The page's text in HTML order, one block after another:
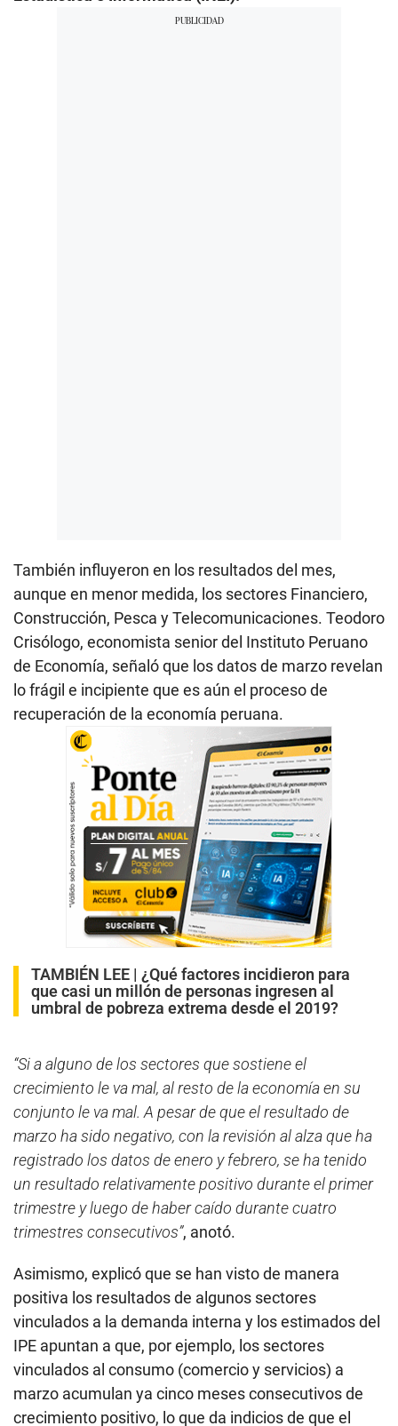
También influyeron en los resultados del mes,
aunque en menor medida, los sectores Financiero,
Construcción, Pesca y Telecomunicaciones. Teodoro
Crisólogo, economista senior del Instituto Peruano
de Economía, señaló que los datos de marzo revelan
lo frágil e incipiente que es aún el proceso de
recuperación de la economía peruana.
TAMBIÉN LEE | ¿Qué factores incidieron para
que casi un millón de personas ingresen al
umbral de pobreza extrema desde el 2019?
“Si a alguno de los sectores que sostiene el
crecimiento le va mal, al resto de la economía en su
conjunto le va mal. A pesar de que el resultado de
marzo ha sido negativo, con la revisión al alza que ha
registrado los datos de enero y febrero, se ha tenido
un resultado relativamente positivo durante el primer
trimestre y luego de haber caído durante cuatro
trimestres consecutivos”, anotó.
Asimismo, explicó que se han visto de manera
positiva los resultados de algunos sectores
vinculados a la demanda interna y los estimados del
IPE apuntan a que, por ejemplo, los sectores
vinculados al consumo (comercio y servicios) a
marzo acumulan ya cinco meses consecutivos de
crecimiento positivo, lo que da indicios de que el